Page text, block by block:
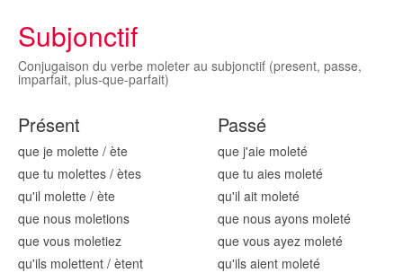
Subjonctif
Conjugaison du verbe moleter au subjonctif (present, passe,
imparfait, plus-que-parfait)
Présent
que je molette / ète
que tu molettes / ètes
qu'il molette / ète
que nous moletions
que vous moletiez
qu'ils molettent / ètent
Passé
que j'aie moleté
que tu aies moleté
qu'il ait moleté
que nous ayons moleté
que vous ayez moleté
qu'ils aient moleté